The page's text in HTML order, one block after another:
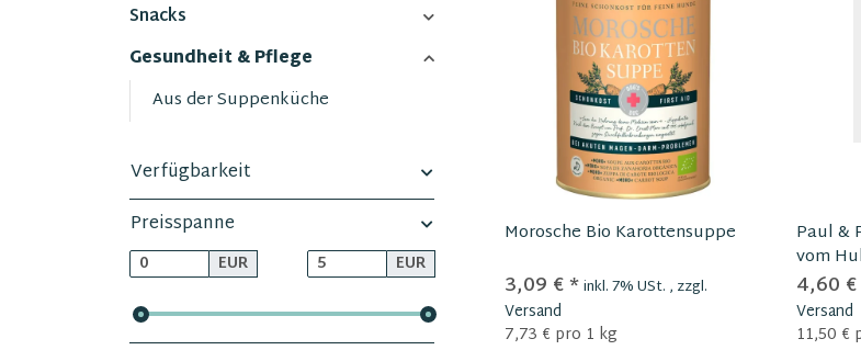
Morosche Bio Karottensuppe
3,09 €*inkl. 7% USt. , zzgl.
Versand
7,73 € pro 1 kg
Paul &
vom
4,60 €
Versand
11,50 €
Snacks
Gesundheit & Pflege
Aus der Suppenküche
Verfügbarkeit
Preisspanne
EUR EUR